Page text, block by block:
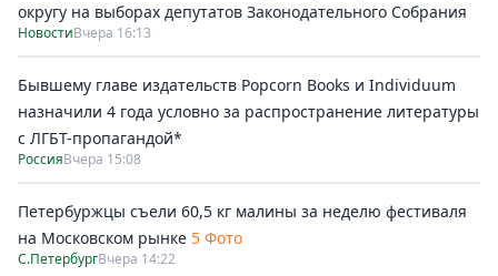
округу на выборах депутатов Законодательного Собрания
НовостиВчера 16:13
Бывшему главе издательств Popcorn Books и Individuum
назначили 4 года условно за распространение литературы
с ЛГБТ-пропагандой*
РоссияВчера 15:08
Петербуржцы съели 60,5 кг малины за неделю фестиваля
на Московском рынке 5 Фото
С.ПетербургВчера 14:22